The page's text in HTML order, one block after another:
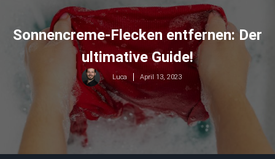
Sonnencreme-Flecken entfernen: Der
ultimative Guide!
Luca April 13, 2023